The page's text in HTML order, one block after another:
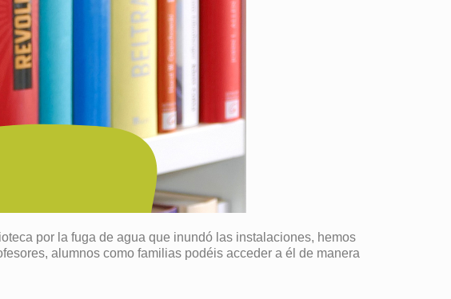
por la fuga de agua que inundó las instalaciones, hemos
alumnos como familias podéis acceder a él de manera